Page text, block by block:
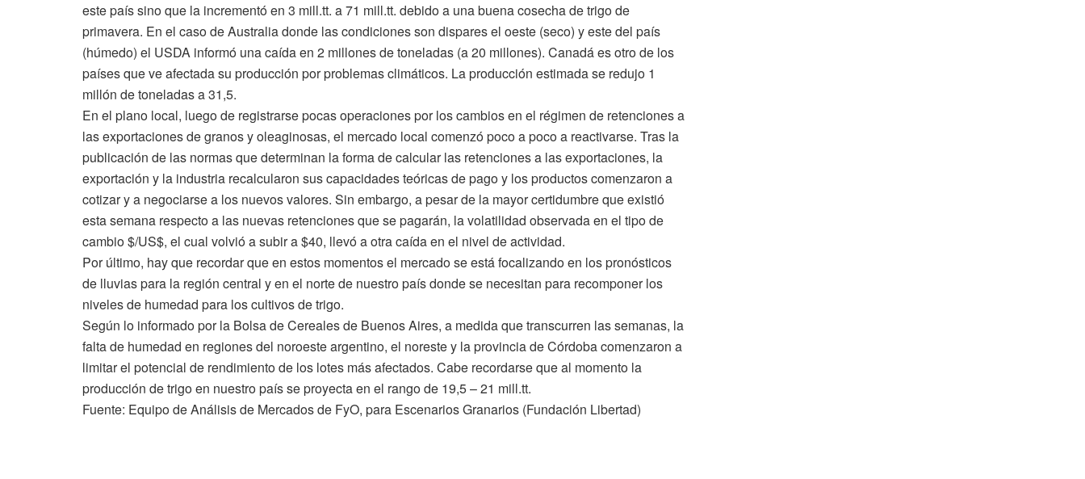
este país sino que la incrementó en 3 mill.tt. a 71 mill.tt. debido a una buena cosecha de trigo de
primavera. En el caso de Australia donde las condiciones son dispares el oeste (seco) y este del país
(húmedo) el USDA informó una caída en 2 millones de toneladas (a 20 millones). Canadá es otro de los
países que ve afectada su producción por problemas climáticos. La producción estimada se redujo 1
millón de toneladas a 31,5.
En el plano local, luego de registrarse pocas operaciones por los cambios en el régimen de retenciones a
las exportaciones de granos y oleaginosas, el mercado local comenzó poco a poco a reactivarse. Tras la
publicación de las normas que determinan la forma de calcular las retenciones a las exportaciones, la
exportación y la industria recalcularon sus capacidades teóricas de pago y los productos comenzaron a
cotizar y a negociarse a los nuevos valores. Sin embargo, a pesar de la mayor certidumbre que existió
esta semana respecto a las nuevas retenciones que se pagarán, la volatilidad observada en el tipo de
cambio $/US$, el cual volvió a subir a $40, llevó a otra caída en el nivel de actividad.
Por último, hay que recordar que en estos momentos el mercado se está focalizando en los pronósticos
de lluvias para la región central y en el norte de nuestro país donde se necesitan para recomponer los
niveles de humedad para los cultivos de trigo.
Según lo informado por la Bolsa de Cereales de Buenos Aires, a medida que transcurren las semanas, la
falta de humedad en regiones del noroeste argentino, el noreste y la provincia de Córdoba comenzaron a
limitar el potencial de rendimiento de los lotes más afectados. Cabe recordarse que al momento la
producción de trigo en nuestro país se proyecta en el rango de 19,5 – 21 mill.tt.
Fuente: Equipo de Análisis de Mercados de FyO, para Escenarios Granarios (Fundación Libertad)